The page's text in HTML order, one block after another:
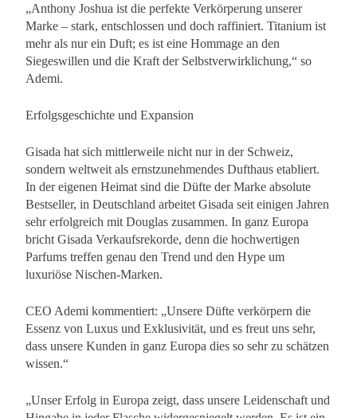
„Anthony Joshua ist die perfekte Verkörperung unserer
Marke – stark, entschlossen und doch raffiniert. Titanium ist
mehr als nur ein Duft; es ist eine Hommage an den
Siegeswillen und die Kraft der Selbstverwirklichung,“ so
Ademi.
Erfolgsgeschichte und Expansion
Gisada hat sich mittlerweile nicht nur in der Schweiz,
sondern weltweit als ernstzunehmendes Dufthaus etabliert.
In der eigenen Heimat sind die Düfte der Marke absolute
Bestseller, in Deutschland arbeitet Gisada seit einigen Jahren
sehr erfolgreich mit Douglas zusammen. In ganz Europa
bricht Gisada Verkaufsrekorde, denn die hochwertigen
Parfums treffen genau den Trend und den Hype um
luxuriöse Nischen-Marken.
CEO Ademi kommentiert: „Unsere Düfte verkörpern die
Essenz von Luxus und Exklusivität, und es freut uns sehr,
dass unsere Kunden in ganz Europa dies so sehr zu schätzen
wissen.“
„Unser Erfolg in Europa zeigt, dass unsere Leidenschaft und